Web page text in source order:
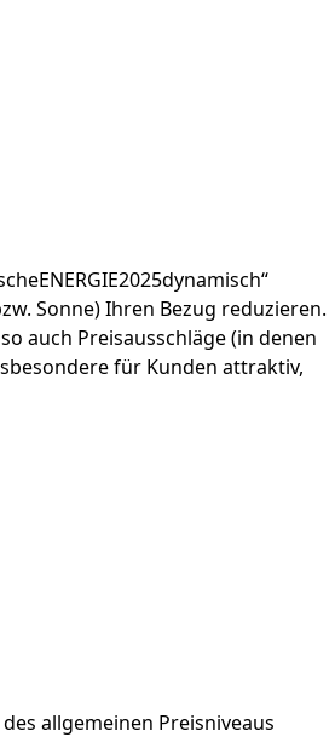
Sonne) Ihren Bezug reduzieren.
auch Preisausschläge (in denen
für Kunden attraktiv,
allgemeinen Preisniveaus